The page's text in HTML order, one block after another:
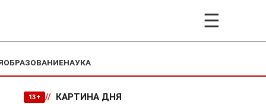
☰
ОБРАЗОВАНИЕНАУКА
13+ // КАРТИНА ДНЯ